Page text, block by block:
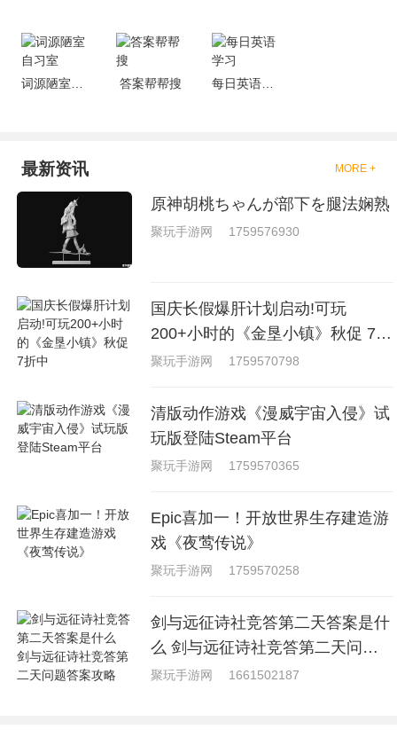
答案帮帮搜 每日英语学习
最新资讯 MORE +
原神胡桃ちゃんが部下を腿法娴熟
聚玩手游网 1759576930
国庆长假爆肝计划启动!可玩
200+小时的《金垦小镇》秋促 7折
中
聚玩手游网 1759570798
清版动作游戏《漫威宇宙入侵》试
玩版登陆Steam平台
聚玩手游网 1759570365
Epic喜加一！开放世界生存建造游
戏《夜莺传说》
聚玩手游网 1759570258
剑与远征诗社竞答第二天答案是什
么 剑与远征诗社竞答第二天问题
答案攻略
聚玩手游网 1661502187